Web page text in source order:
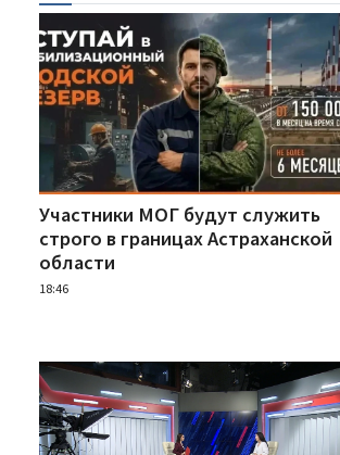
Участники МОГ будут служить
строго в границах Астраханской
области
18:46